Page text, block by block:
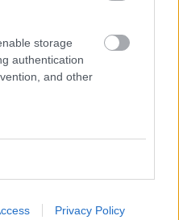
storage
authentication
and other
Privacy Policy